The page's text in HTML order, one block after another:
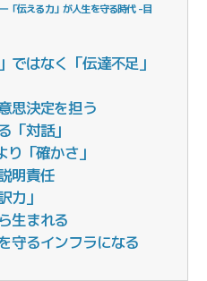
伝える力」が人生を守る時代 -目
ではなく「伝達不足」
思決定を担う
「対話」
「確かさ」
明責任
力」
生まれる
守るインフラになる